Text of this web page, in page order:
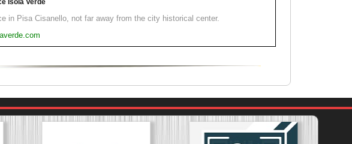
Isola Verde
in Pisa Cisanello, not far away from the city historical center.